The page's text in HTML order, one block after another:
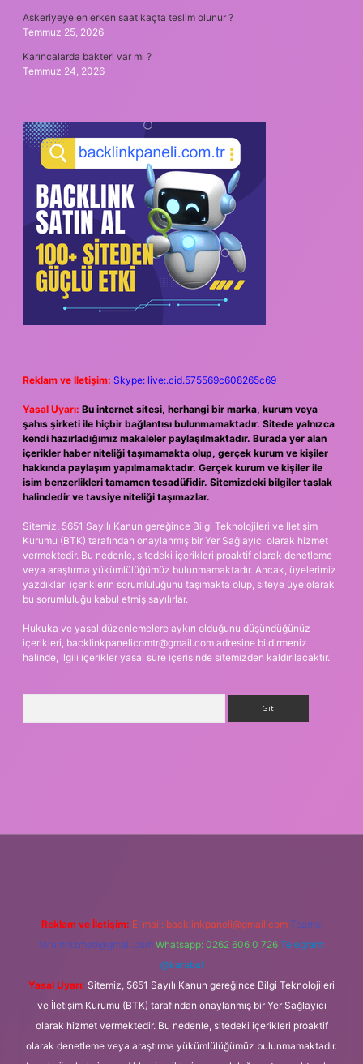
Askeriyeye en erken saat kaçta teslim olunur ?
Temmuz 25, 2026
Karıncalarda bakteri var mı ?
Temmuz 24, 2026
Reklam ve İletişim: Skype: live:.cid.575569c608265c69
Yasal Uyarı: Bu internet sitesi, herhangi bir marka, kurum veya
şahıs şirketi ile hiçbir bağlantısı bulunmamaktadır. Sitede yalnızca
kendi hazırladığımız makaleler paylaşılmaktadır. Burada yer alan
içerikler haber niteliği taşımamakta olup, gerçek kurum ve kişiler
hakkında paylaşım yapılmamaktadır. Gerçek kurum ve kişiler ile
isim benzerlikleri tamamen tesadüfidir. Sitemizdeki bilgiler taslak
halindedir ve tavsiye niteliği taşımazlar.
Sitemiz, 5651 Sayılı Kanun gereğince Bilgi Teknolojileri ve İletişim
Kurumu (BTK) tarafından onaylanmış bir Yer Sağlayıcı olarak hizmet
vermektedir. Bu nedenle, sitedeki içerikleri proaktif olarak denetleme
veya araştırma yükümlülüğümüz bulunmamaktadır. Ancak, üyelerimiz
yazdıkları içeriklerin sorumluluğunu taşımakta olup, siteye üye olarak
bu sorumluluğu kabul etmiş sayılırlar.
Hukuka ve yasal düzenlemelere aykırı olduğunu düşündüğünüz
içerikleri, backlinkpanelicomtr@gmail.com adresine bildirmeniz
halinde, ilgili içerikler yasal süre içerisinde sitemizden kaldırılacaktır.
Reklam ve İletişim: E-mail: backlinkpaneli@gmail.com Teams:
forumhizmeti@gmail.com Whatsapp: 0262 606 0 726 Telegram:
@karabul
Yasal Uyarı: Sitemiz, 5651 Sayılı Kanun gereğince Bilgi Teknolojileri
ve İletişim Kurumu (BTK) tarafından onaylanmış bir Yer Sağlayıcı
olarak hizmet vermektedir. Bu nedenle, sitedeki içerikleri proaktif
olarak denetleme veya araştırma yükümlülüğümüz bulunmamaktadır.